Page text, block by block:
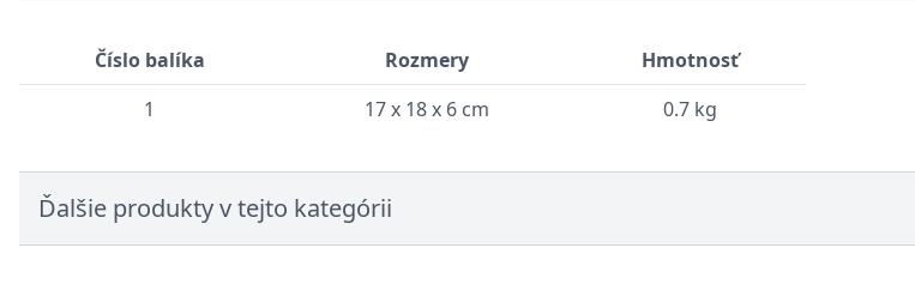
Číslo balíka Rozmery
Hmotnosť
1
17 x 18 x 6 cm 0.7 kg
Ďalšie produkty v tejto kategórii